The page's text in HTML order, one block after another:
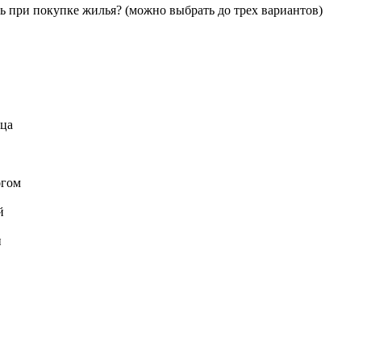
покупке жилья? (можно выбрать до трех вариантов)